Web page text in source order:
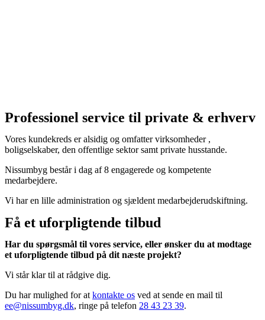
Professionel service til private & erhverv
Vores kundekreds er alsidig og omfatter virksomheder ,
boligselskaber, den offentlige sektor samt private husstande.
Nissumbyg består i dag af 8 engagerede og kompetente
medarbejdere.
Vi har en lille administration og sjældent medarbejderudskiftning.
Få et uforpligtende tilbud
Har du spørgsmål til vores service, eller ønsker du at modtage
et uforpligtende tilbud på dit næste projekt?
Vi står klar til at rådgive dig.
Du har mulighed for at kontakte os ved at sende en mail til
ee@nissumbyg.dk, ringe på telefon 28 43 23 39.